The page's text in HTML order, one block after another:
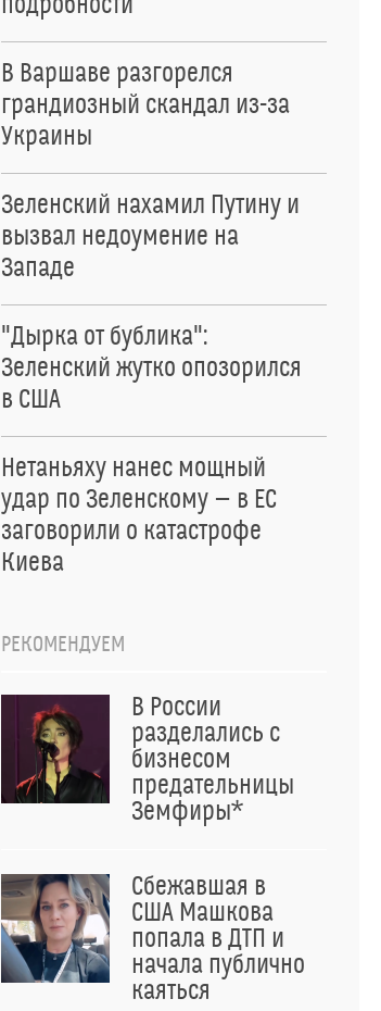
В Варшаве разгорелся
грандиозный скандал из-за
Украины
Зеленский нахамил Путину и
вызвал недоумение на
Западе
"Дырка от бублика":
Зеленский жутко опозорился
в США
Нетаньяху нанес мощный
удар по Зеленскому — в ЕС
заговорили о катастрофе
Киева
РЕКОМЕНДУЕМ
В России
разделались с
бизнесом
предательницы
Земфиры*
Сбежавшая в
США Машкова
попала в ДТП и
начала публично
каяться